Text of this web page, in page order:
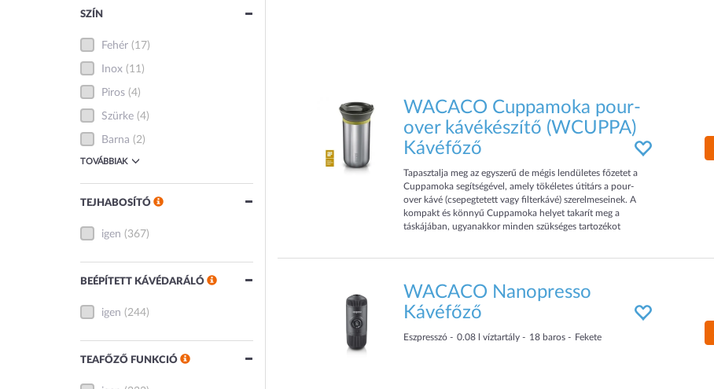
SZÍN
Fehér (17)
Inox (11)
Piros (4)
Szürke (4)
Barna (2)
TOVÁBBIAK
TEJHABOSÍTÓ
igen (367)
BEÉPÍTETT KÁVÉDARÁLÓ
igen (244)
TEAFŐZŐ FUNKCIÓ
WACACO Cuppamoka pour-
over kávékészítő (WCUPPA)
Kávéfőző
Tapasztalja meg az egyszerű de mégis lendületes főzetet a
Cuppamoka segítségével, amely tökéletes útitárs a pour-
over kávé (csepegtetett vagy filterkávé) szerelmeseinek. A
kompakt és könnyű Cuppamoka helyet takarít meg a
táskájában, ugyanakkor minden szükséges tartozékot
WACACO Nanopresso
Kávéfőző
Eszpresszó 0.08 l víztartály 18 baros Fekete